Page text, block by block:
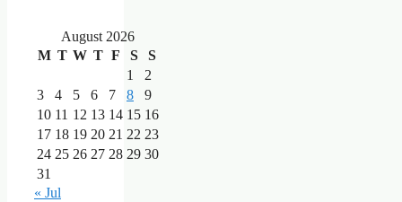
August 2026
M T W T F S
S
1
2
3
4 5 6 7 8
9
10 11 12 13 14 15 16
17 18 19 20 21 22 23
24 25 26 27 28 29 30
31
« Jul